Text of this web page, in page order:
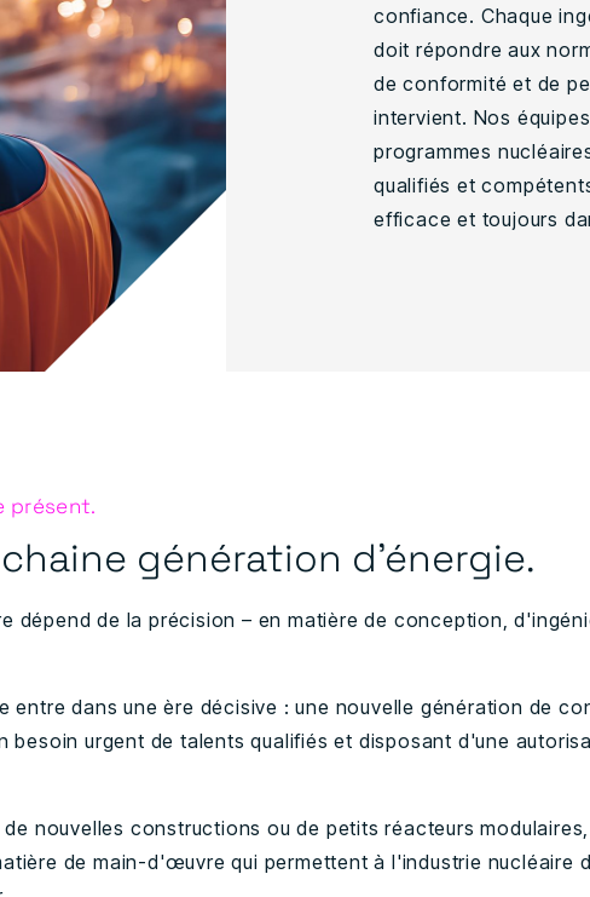
confiance. Chaque
doit répondre aux
de conformité et de
intervient. Nos
programmes
qualifiés et
efficace et toujours
présent.
génération d'énergie.
dépend de la précision – en matière de conception,
entre dans une ère décisive : une nouvelle génération de
urgent de talents qualifiés et disposant d'une
nouvelles constructions ou de petits réacteurs
de main-d'œuvre qui permettent à l'industrie nucléaire